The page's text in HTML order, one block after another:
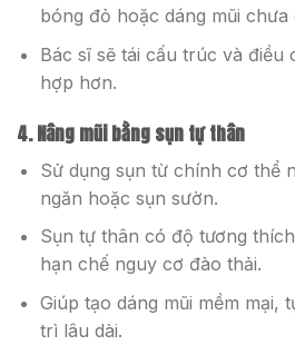
bóng đỏ hoặc dáng mũi chưa
Bác sĩ sẽ tái cấu trúc và điều
hợp hơn.
4. Nâng mũi bằng sụn tự thân
Sử dụng sụn từ chính cơ thể
ngăn hoặc sụn sườn.
Sụn tự thân có độ tương
hạn chế nguy cơ đào thải.
Giúp tạo dáng mũi mềm mại,
trì lâu dài.